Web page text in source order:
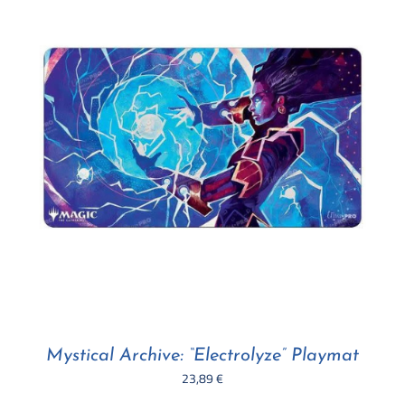
Mystical Archive: “Electrolyze” Playmat
23,89€